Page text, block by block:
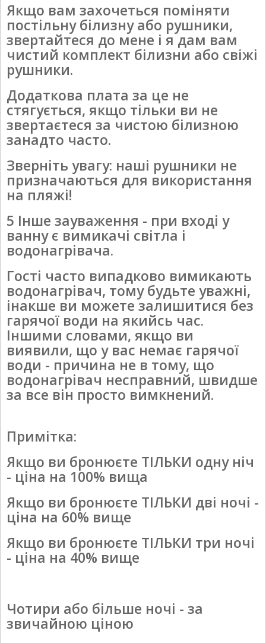
Якщо вам захочеться поміняти
постільну білизну або рушники,
звертайтеся до мене і я дам вам
чистий комплект білизни або свіжі
рушники.
Додаткова плата за це не
стягується, якщо тільки ви не
звертаєтеся за чистою білизною
занадто часто.
Зверніть увагу: наші рушники не
призначаються для використання
на пляжі!
5 Інше зауваження - при вході у
ванну є вимикачі світла і
водонагрівача.
Гості часто випадково вимикають
водонагрівач, тому будьте уважні,
інакше ви можете залишитися без
гарячої води на якийсь час.
Іншими словами, якщо ви
виявили, що у вас немає гарячої
води - причина не в тому, що
водонагрівач несправний, швидше
за все він просто вимкнений.
Примітка:
Якщо ви бронюєте ТІЛЬКИ одну ніч
- ціна на 100% вища
Якщо ви бронюєте ТІЛЬКИ дві ночі -
ціна на 60% вище
Якщо ви бронюєте ТІЛЬКИ три ночі
- ціна на 40% вище
Чотири або більше ночі - за
звичайною ціною